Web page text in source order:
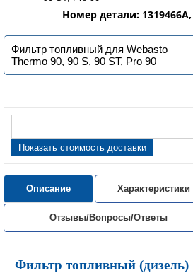
Номер детали: 1319466A,
Фильтр топливный для Webasto
Thermo 90, 90 S, 90 ST, Pro 90
Показать стоимость доставки
Описание Характеристики
Отзывы/Вопросы/Ответы
Фильтр топливный (дизель)